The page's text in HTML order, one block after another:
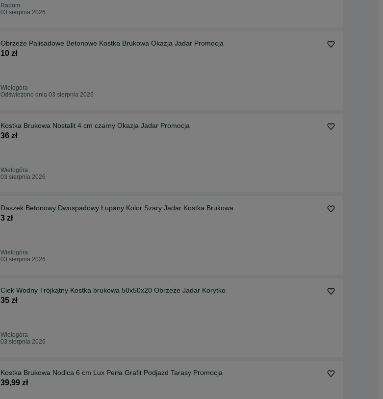
Radom
03 sierpnia 2026
Obrzeże Palisadowe Betonowe Kostka Brukowa Okazja Jadar Promocja
10 zł
Wielogóra
Odświeżono dnia 03 sierpnia 2026
Kostka Brukowa Nostalit 4 cm czarny Okazja Jadar Promocja
36 zł
Wielogóra
03 sierpnia 2026
Daszek Betonowy Dwuspadowy Łupany Kolor Szary Jadar Kostka Brukowa
3 zł
Wielogóra
03 sierpnia 2026
Ciek Wodny Trójkątny Kostka brukowa 50x50x20 Obrzeże Jadar Korytko
35 zł
Wielogóra
03 sierpnia 2026
Kostka Brukowa Nodica 6 cm Lux Perła Grafit Podjazd Tarasy Promocja
39,99 zł